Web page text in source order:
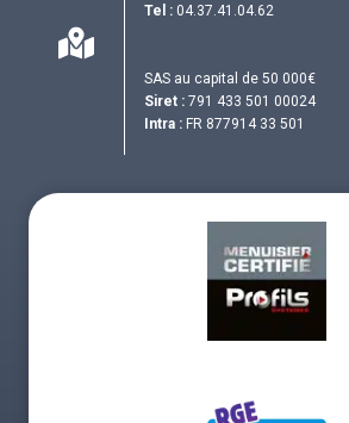
Tel : 04.37.41.04.62
SAS au capital de 50 000€
Siret : 791 433 501 00024
Intra : FR 877914 33 501